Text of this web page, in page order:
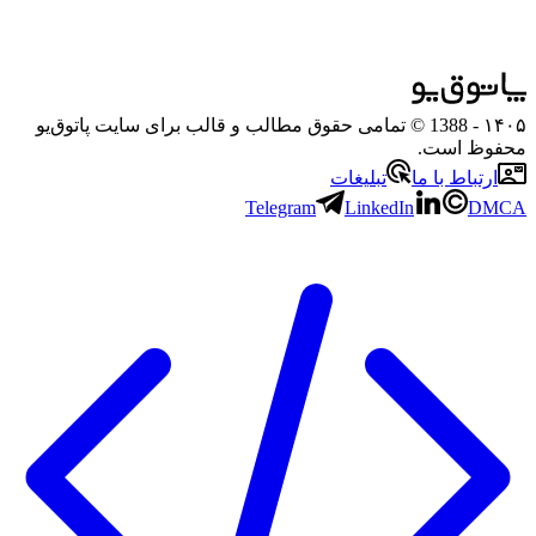
۱۴۰۵
- 1388 © تمامی حقوق مطالب و قالب برای سایت پاتوق‌یو
محفوظ است.
ارتباط با ما
تبلیغات
Telegram
LinkedIn DMCA